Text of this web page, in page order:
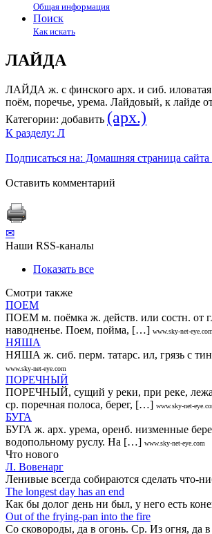
Общая информация
Поиск
Как искать
ЛАЙДА
ЛАЙДА ж. с финского арх. и сиб.
поём, поречье, урема. Лайдовый, к лайде
Категории: добавить (арх.)
К разделу: Л
Подписаться на: Домашняя страница
Оставить комментарий
✉
Наши RSS-каналы
Показать все
Смотри также
ПОЕМ
ПОЕМ м. поёмка ж. действ. или состн. от
наводненье. Поем, пойма, […] www.sky-net-eye.com
НЯША
НЯША ж. сиб. перм. татарс. ил, грязь с
www.sky-net-eye.com
ПОРЕЧНЫЙ
ПОРЕЧНЫЙ, сущий у реки, при реке,
ср. поречная полоса, берег, […] www.sky-net-
БУГА
БУГА ж. арх. урема, оренб. низменные
водопольному руслу. На […] www.sky-net-eye.com
Что нового
Л. Вовенарг
Ленивые всегда собираются сделать что-
The longest day has an end
Как бы долог день ни был, у него есть
Out of the frying-pan into the fire
Co сковороды, да в огонь. Ср. Из огня, да